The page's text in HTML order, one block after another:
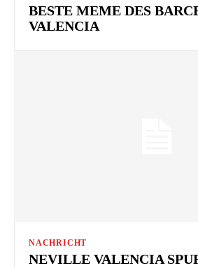
BESTE MEME DES
VALENCIA
NACHRICHT
NEVILLE VALENCIA